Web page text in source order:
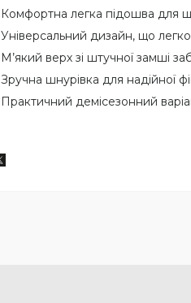
Комфортна легка підошва для
Універсальний дизайн, що
М’який верх зі штучної замші
Зручна шнурівка для надійної
Практичний демісезонний